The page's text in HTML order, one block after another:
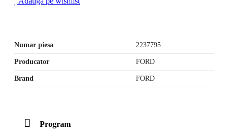
Numar piesa 2237795
Producator FORD
Brand FORD
Program